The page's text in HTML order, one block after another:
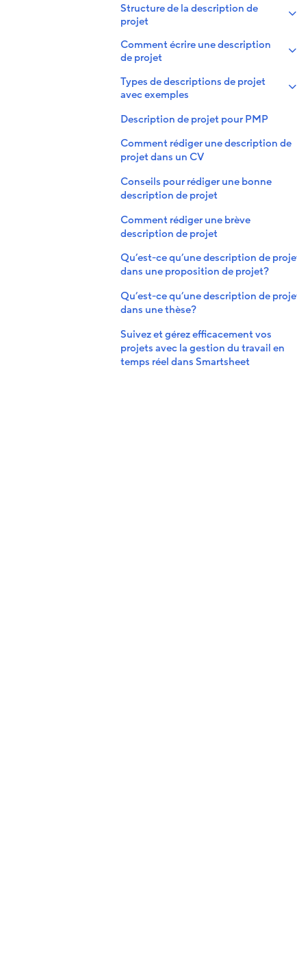
Structure de la description de
projet
Comment écrire une description
de projet
Types de descriptions de projet
avec exemples
Description de projet pour PMP
Comment rédiger une description de
projet dans un CV
Conseils pour rédiger une bonne
description de projet
Comment rédiger une brève
description de projet
Qu’est-ce qu’une description de
dans une proposition de projet?
Qu’est-ce qu’une description de
dans une thèse?
Suivez et gérez efficacement vos
projets avec la gestion du travail en
temps réel dans Smartsheet